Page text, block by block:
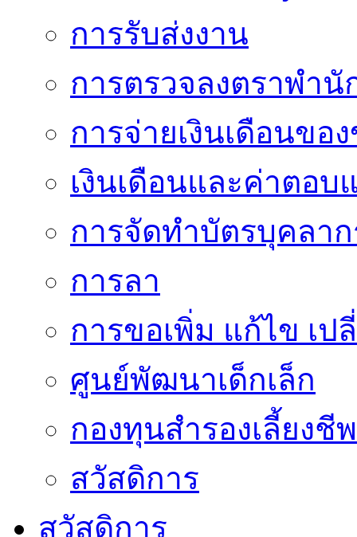
การรับส่งงาน
การตรวจลงตราพำ
การจ่ายเงินเดือนขอ
เงินเดือนและค่าตอบ
การจัดทำบัตรบุคลา
การลา
การขอเพิ่ม แก้ไข เ
ศูนย์พัฒนาเด็กเล็ก
กองทุนสำรองเลี้ยงชีพ
สวัสดิการ
สวัสดิการ